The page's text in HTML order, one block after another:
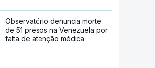
Observatório denuncia morte
de 51 presos na Venezuela por
falta de atenção médica